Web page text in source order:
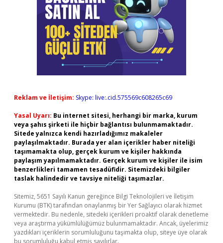
Reklam ve İletişim: Skype: live:.cid.575569c608265c69
Yasal Uyarı: Bu internet sitesi, herhangi bir marka, kurum
veya şahıs şirketi ile hiçbir bağlantısı bulunmamaktadır.
Sitede yalnızca kendi hazırladığımız makaleler
paylaşılmaktadır. Burada yer alan içerikler haber niteliği
taşımamakta olup, gerçek kurum ve kişiler hakkında
paylaşım yapılmamaktadır. Gerçek kurum ve kişiler ile isim
benzerlikleri tamamen tesadüfidir. Sitemizdeki bilgiler
taslak halindedir ve tavsiye niteliği taşımazlar.
Sitemiz, 5651 Sayılı Kanun gereğince Bilgi Teknolojileri ve İletişim
Kurumu (BTK) tarafından onaylanmış bir Yer Sağlayıcı olarak hizmet
vermektedir. Bu nedenle, sitedeki içerikleri proaktif olarak denetleme
veya araştırma yükümlülüğümüz bulunmamaktadır. Ancak, üyelerimiz
yazdıkları içeriklerin sorumluluğunu taşımakta olup, siteye üye olarak
bu sorumluluğu kabul etmiş sayılırlar.